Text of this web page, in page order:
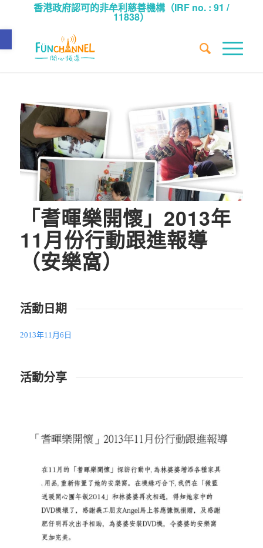
Open toolbar
香港政府認可的非牟利慈善機構（IRF no. : 91 /
11838）
「耆暉樂開懷」2013年
11月份行動跟進報導
（安樂窩）
活動日期
2013年11月6日
活動分享